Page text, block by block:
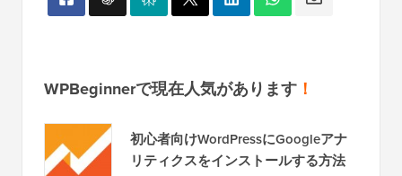
WPBeginnerで現在人気があります ！
初心者向けWordPressにGoogleアナ
リティクスをインストールする方法